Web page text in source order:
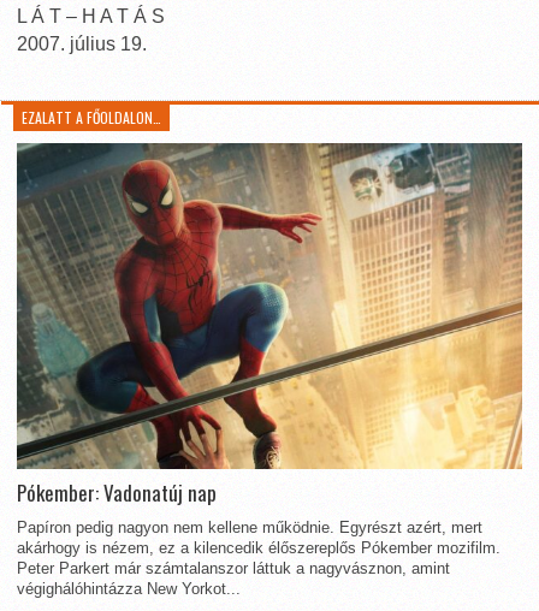
L Á T – H A T Á S
2007. július 19.
EZALATT A FŐOLDALON…
Pókember: Vadonatúj nap
Papíron pedig nagyon nem kellene működnie. Egyrészt azért, mert
akárhogy is nézem, ez a kilencedik élőszereplős Pókember mozifilm.
Peter Parkert már számtalanszor láttuk a nagyvásznon, amint
végighálóhintázza New Yorkot...